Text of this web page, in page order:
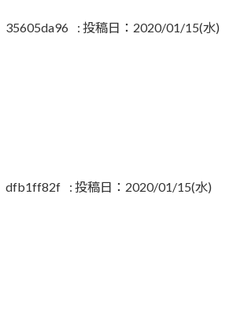
35605da96 : 投稿日：2020/01/15(水)
dfb1ff82f : 投稿日：2020/01/15(水)